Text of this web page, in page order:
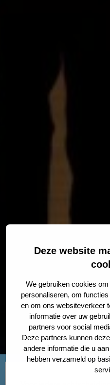
Deze website
We gebruiken cookies
personaliseren, om
en om ons websiteverkeer
informatie over uw
partners voor social
Deze partners kunnen
andere informatie die u
hebben verzameld op